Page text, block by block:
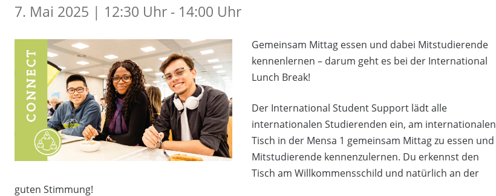
7. Mai 2025 | 12:30 Uhr - 14:00 Uhr
Gemeinsam Mittag essen und dabei Mitstudierende
kennenlernen – darum geht es bei der International
Lunch Break!
Der International Student Support lädt alle
internationalen Studierenden ein, am internationalen
Tisch in der Mensa 1 gemeinsam Mittag zu essen und
Mitstudierende kennenzulernen. Du erkennst den
Tisch am Willkommensschild und natürlich an der
guten Stimmung!